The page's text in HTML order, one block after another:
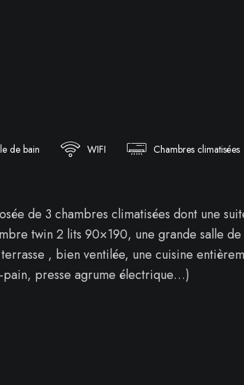
de bain WIFI Chambres climatisées
de 3 chambres climatisées dont une
twin 2 lits 90×190, une grande salle
, bien ventilée, une cuisine
presse agrume électrique…)